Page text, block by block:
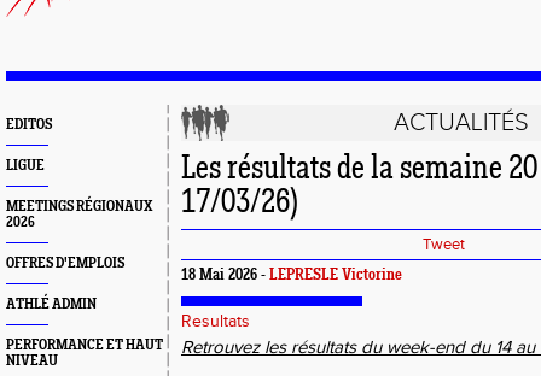
EDITOS
LIGUE
MEETINGS RÉGIONAUX
2026
OFFRES D'EMPLOIS
ATHLÉ ADMIN
PERFORMANCE ET HAUT
NIVEAU
ACTUALITÉS
Les résultats de la semaine
17/03/26)
Tweet
18 Mai 2026 - LEPRESLE Victorine
Resultats
Retrouvez les résultats du week-end du 14 au